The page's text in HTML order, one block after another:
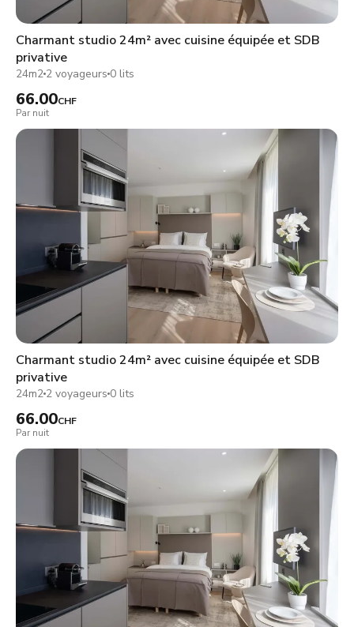
Charmant studio 24m² avec cuisine équipée et SDB
privative
24m2 2 voyageurs 0 lits
66.00CHF
Par nuit
Charmant studio 24m² avec cuisine équipée et SDB
privative
24m2 2 voyageurs 0 lits
66.00CHF
Par nuit